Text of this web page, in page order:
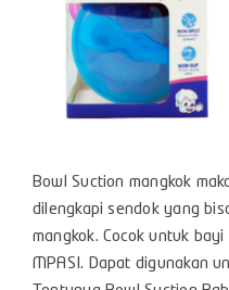
Bowl Suction mangkok
dilengkapi sendok yang
mangkok. Cocok untuk
MPASI. Dapat digunakan